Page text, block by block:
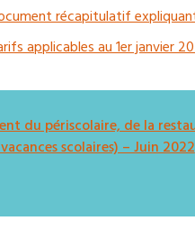
récapitulatif
applicables au 1er janvier
du périscolaire, de la
scolaires) – Juin 2022